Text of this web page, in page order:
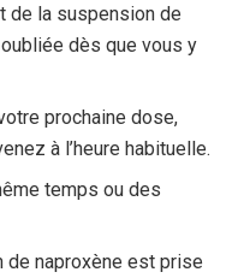
de la suspension de
dès que vous y
prochaine dose,
à l’heure habituelle.
temps ou des
naproxène est prise